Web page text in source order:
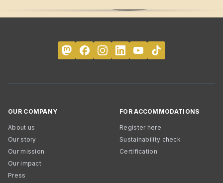
OUR COMPANY
About us
Our story
Our mission
Our impact
Press
FOR ACCOMMODATIONS
Register here
Sustainability check
Certification